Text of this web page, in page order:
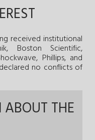
received institutional
Boston Scientific,
Phillips, and
no conflicts of
THE